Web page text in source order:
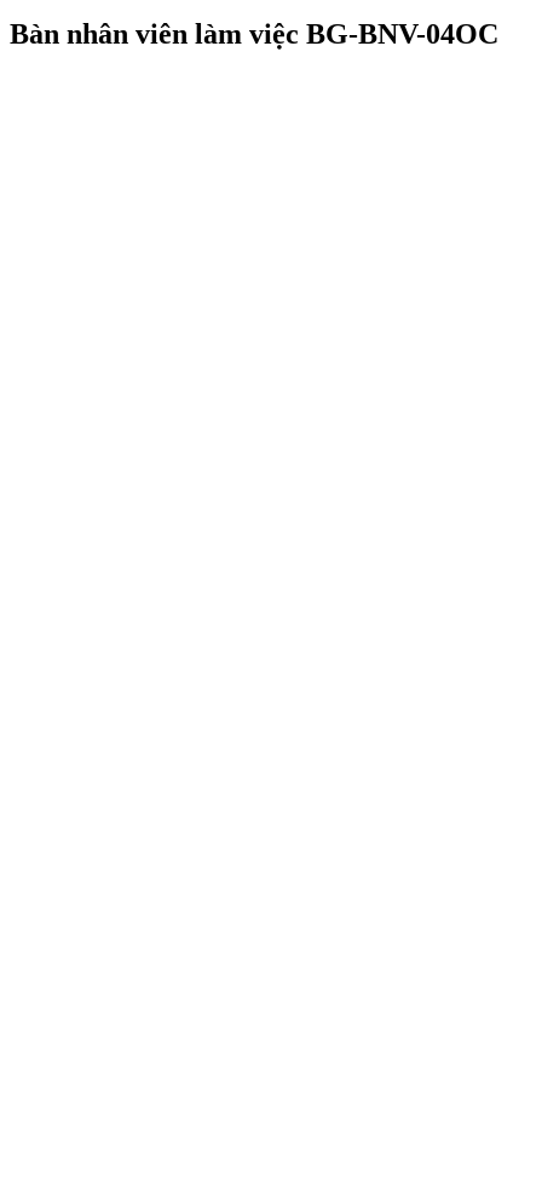
Bàn nhân viên làm việc BG-BNV-04OC